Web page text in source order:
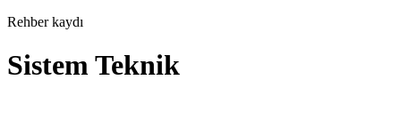
Rehber kaydı
Sistem Teknik